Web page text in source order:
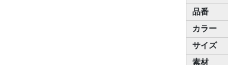
品番
カラー
サイズ
素材